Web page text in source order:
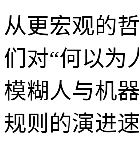
从更宏观的
们对“何以为
模糊人与机
规则的演进